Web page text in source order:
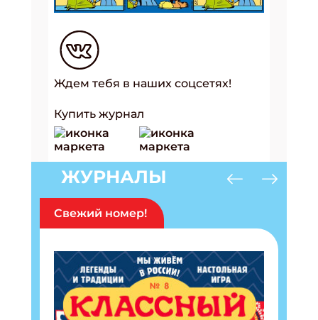
Ждем тебя в наших соцсетях!
Купить журнал
ЖУРНАЛЫ
Свежий номер!